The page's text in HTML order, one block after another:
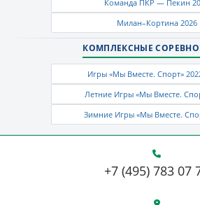
Команда ПКР — Пекин
Милан–Кортина 2026
КОМПЛЕКСНЫЕ
Игры «Мы Вместе. Спорт»
Летние Игры «Мы Вместе.
Зимние Игры «Мы Вместе.
+7 (495) 783 07